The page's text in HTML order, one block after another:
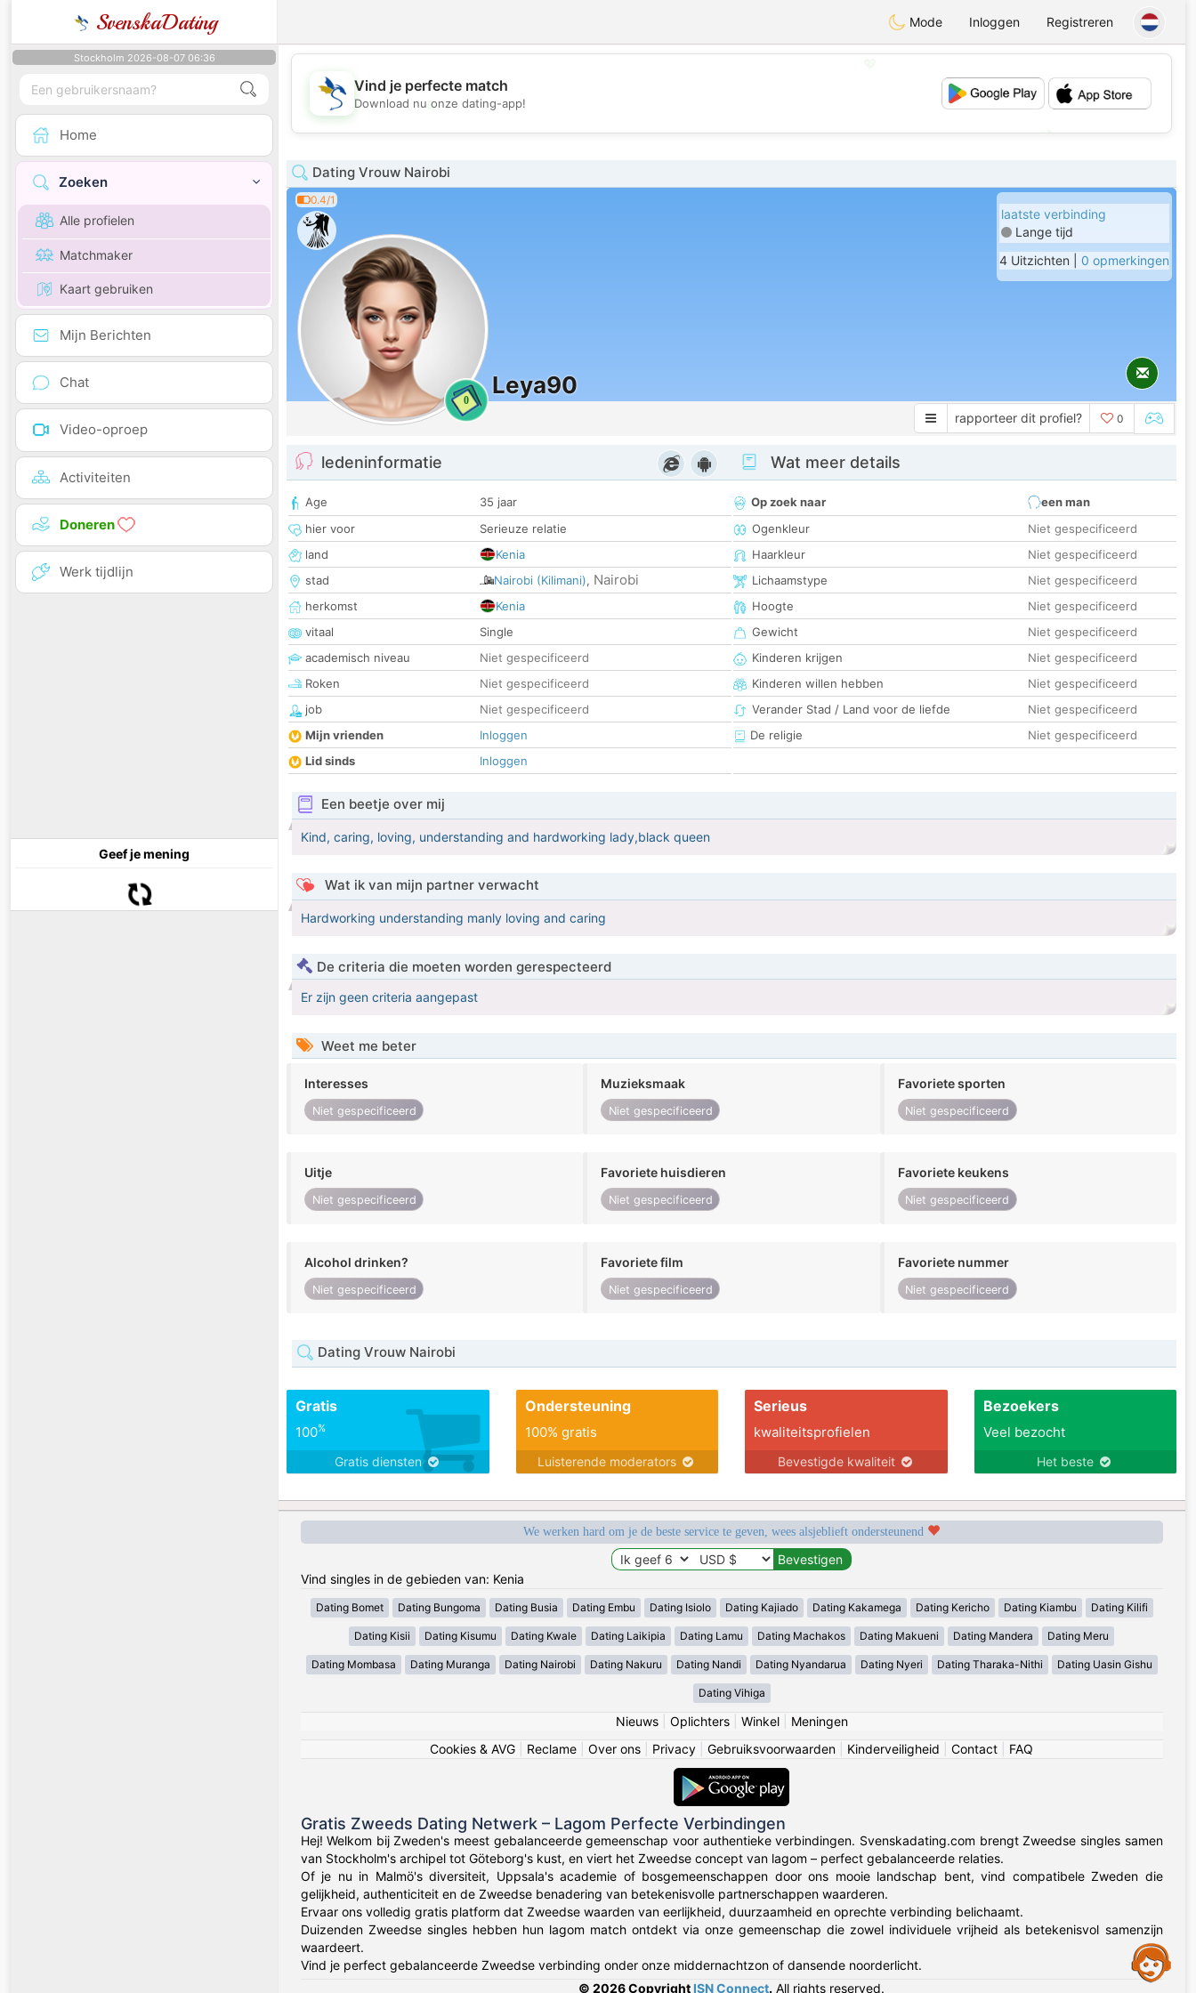
SvenskaDating Mode Inloggen Registreren
Stockholm 2026-08-07 06:36
Home
Zoeken
Alle profielen
Matchmaker
Kaart gebruiken
Mijn Berichten
Chat
Video-oproep
Activiteiten
Doneren
Werk tijdlijn
Geef je mening
💖
💕
Vind je perfecte match
Download nu onze dating-app!
Dating Vrouw Nairobi
0.4/1
0
Leya90
laatste verbinding
Lange tijd
4 Uitzichten | 0 opmerkingen
rapporteer dit profiel? 0
ledeninformatie
Age
35 jaar
hier voor
Serieuze relatie
land
Kenia
stad
Nairobi (Kilimani), Nairobi
herkomst
Kenia
vitaal
Single
academisch niveau
Niet gespecificeerd
Roken
Niet gespecificeerd
job
Niet gespecificeerd
Mijn vrienden
Inloggen
Lid sinds
Inloggen
Wat meer details
Op zoek naar
een man
Ogenkleur
Niet gespecificeerd
Haarkleur
Niet gespecificeerd
Lichaamstype
Niet gespecificeerd
Hoogte
Niet gespecificeerd
Gewicht
Niet gespecificeerd
Kinderen krijgen
Niet gespecificeerd
Kinderen willen hebben
Niet gespecificeerd
Verander Stad / Land voor de liefde
Niet gespecificeerd
De religie
Niet gespecificeerd
Een beetje over mij
Kind, caring, loving, understanding and hardworking lady,black queen
Wat ik van mijn partner verwacht
Hardworking understanding manly loving and caring
De criteria die moeten worden gerespecteerd
Er zijn geen criteria aangepast
Weet me beter
Interesses
Niet gespecificeerd
Muzieksmaak
Niet gespecificeerd
Favoriete sporten
Niet gespecificeerd
Uitje
Niet gespecificeerd
Favoriete huisdieren
Niet gespecificeerd
Favoriete keukens
Niet gespecificeerd
Alcohol drinken?
Niet gespecificeerd
Favoriete film
Niet gespecificeerd
Favoriete nummer
Niet gespecificeerd
Dating Vrouw Nairobi
Gratis
100%
Gratis diensten
Ondersteuning
100% gratis
Luisterende moderators
Serieus
kwaliteitsprofielen
Bevestigde kwaliteit
Bezoekers
Veel bezocht
Het beste
We werken hard om je de beste service te geven, wees alsjeblieft ondersteunend
Vind singles in de gebieden van: Kenia
Dating Bomet Dating Bungoma Dating Busia Dating Embu Dating Isiolo Dating Kajiado Dating Kakamega Dating Kericho Dating Kiambu Dating Kilifi
Dating Kisii Dating Kisumu Dating Kwale Dating Laikipia Dating Lamu Dating Machakos Dating Makueni Dating Mandera Dating Meru
Dating Mombasa Dating Muranga Dating Nairobi Dating Nakuru Dating Nandi Dating Nyandarua Dating Nyeri Dating Tharaka-Nithi Dating Uasin Gishu
Dating Vihiga
Nieuws| Oplichters| Winkel| Meningen
Cookies & AVG
Reclame Over ons Privacy Gebruiksvoorwaarden Kinderveiligheid Contact FAQ
Gratis Zweeds Dating Netwerk – Lagom Perfecte Verbindingen
Hej! Welkom bij Zweden's meest gebalanceerde gemeenschap voor authentieke verbindingen. Svenskadating.com brengt Zweedse singles samen
van Stockholm's archipel tot Göteborg's kust, en viert het Zweedse concept van lagom – perfect gebalanceerde relaties.
Of je nu in Malmö's diversiteit, Uppsala's academie of bosgemeenschappen door ons mooie landschap bent, vind compatibele Zweden die
gelijkheid, authenticiteit en de Zweedse benadering van betekenisvolle partnerschappen waarderen.
Ervaar ons volledig gratis platform dat Zweedse waarden van eerlijkheid, duurzaamheid en oprechte verbinding belichaamt.
Duizenden Zweedse singles hebben hun lagom match ontdekt via onze gemeenschap die zowel individuele vrijheid als betekenisvol samenzijn
waardeert.
Vind je perfect gebalanceerde Zweedse verbinding onder onze middernachtzon of dansende noorderlicht.
© 2026 Copyright ISN Connect. All rights reserved.